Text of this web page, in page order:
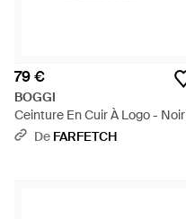
79 €
BOGGI
Ceinture En Cuir À Logo - Noir
De FARFETCH